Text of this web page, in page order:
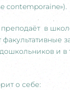
contemporaine»).
в
и в
о себе: